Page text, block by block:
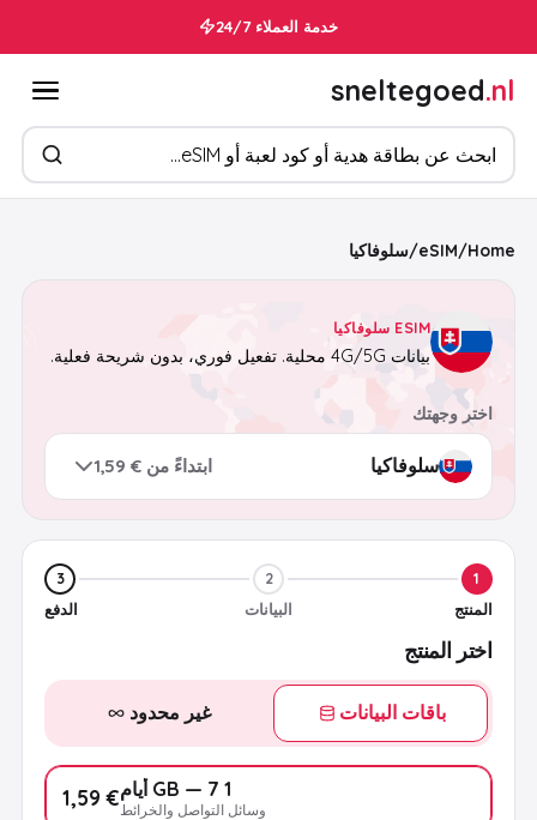
خدمة العملاء 24/7
sneltegoed.nl
ابحث عن المنتجات
Home
/
eSIM
/سلوفاكيا
ESIM سلوفاكيا
بيانات 4G/5G محلية. تفعيل فوري، بدون شريحة فعلية.
اختر وجهتك
ابتداءً من € 1,59
1
المنتج
2
البيانات
3
الدفع
اختر المنتج
باقات البيانات غير محدود
1 GB — 7 أيام
وسائل التواصل والخرائط € 1,59